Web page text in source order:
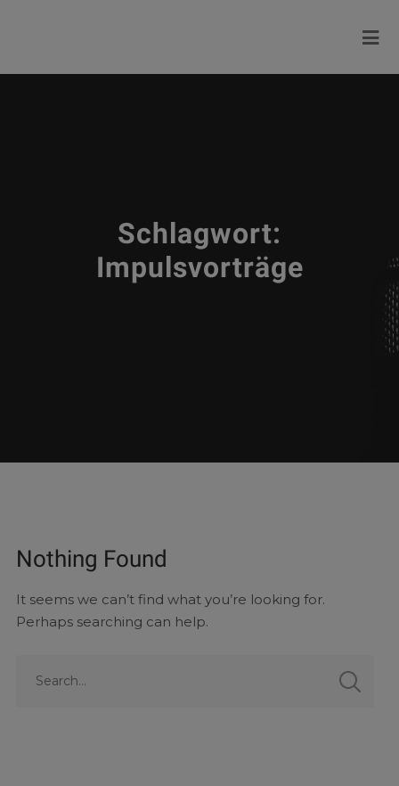
Schlagwort:
Impulsvorträge
Nothing Found
It seems we can’t find what you’re looking for.
Perhaps searching can help.